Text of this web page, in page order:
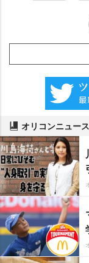
オリコンニュー